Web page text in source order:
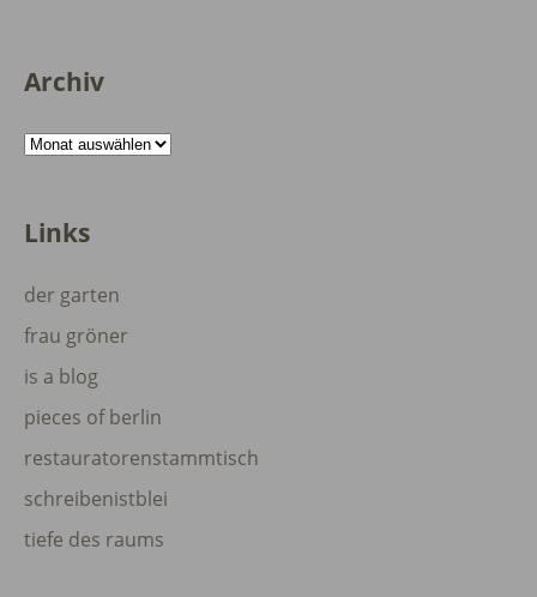
Archiv
Archiv
Links
der garten
frau gröner
is a blog
pieces of berlin
restauratorenstammtisch
schreibenistblei
tiefe des raums